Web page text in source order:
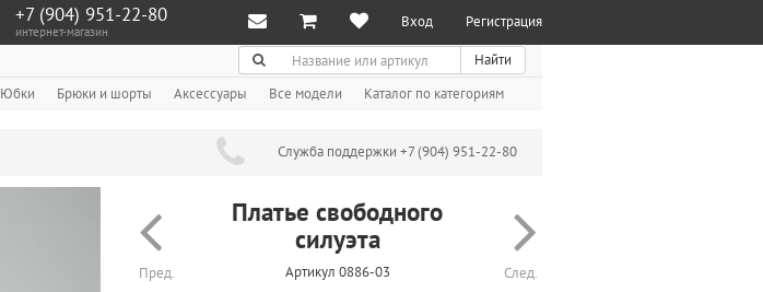
+7 (904) 951‑22‑80
интернет-магазин
Вход Регистрация
Поиск
Найти
Юбки Брюки и шорты Аксессуары Все модели Каталог по категориям
Служба поддержки +7 (904) 951-22-80
Пред.
Платье свободного
силуэта
Артикул 0886-03 След.